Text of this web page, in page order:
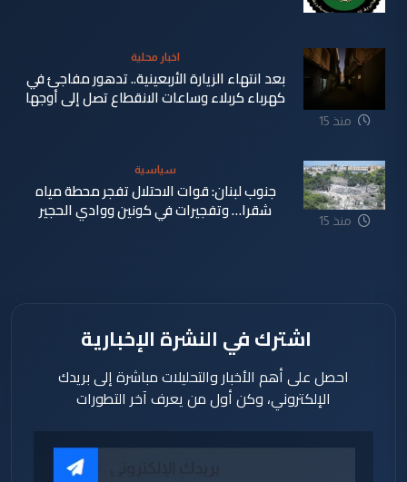
دقيقة
منذ 15
اخبار محلية
بعد انتهاء الزيارة الأربعينية.. تدهور مفاجئ في
كهرباء كربلاء وساعات الانقطاع تصل إلى أوجها
منذ 15
سياسية
جنوب لبنان: قوات الاحتلال تفجر محطة مياه
شقرا… وتفجيرات في كونين ووادي الحجير
اشترك في النشرة الإخبارية
احصل على أهم الأخبار والتحليلات مباشرة إلى بريدك
الإلكتروني، وكن أول من يعرف آخر التطورات